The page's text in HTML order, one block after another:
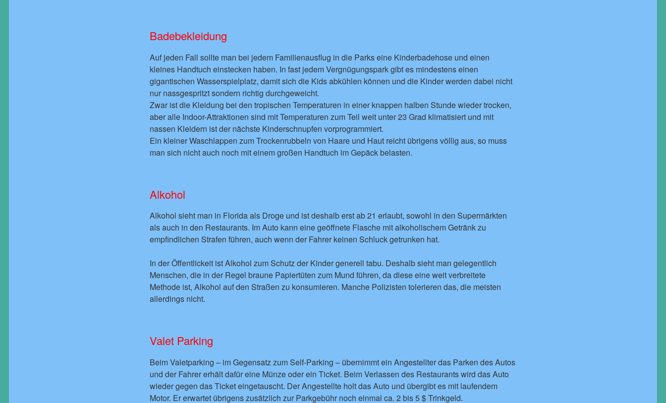
Badebekleidung
Auf jeden Fall sollte man bei jedem Familienausflug in die Parks eine Kinderbadehose und einen
kleines Handtuch einstecken haben. In fast jedem Vergnügungspark gibt es mindestens einen
gigantischen Wasserspielplatz, damit sich die Kids abkühlen können und die Kinder werden dabei nicht
nur nassgespritzt sondern richtig durchgeweicht.
Zwar ist die Kleidung bei den tropischen Temperaturen in einer knappen halben Stunde wieder trocken,
aber alle Indoor-Attraktionen sind mit Temperaturen zum Teil weit unter 23 Grad klimatisiert und mit
nassen Kleidern ist der nächste Kinderschnupfen vorprogrammiert.
Ein kleiner Waschlappen zum Trockenrubbeln von Haare und Haut reicht übrigens völlig aus, so muss
man sich nicht auch noch mit einem großen Handtuch im Gepäck belasten.
Alkohol
Alkohol sieht man in Florida als Droge und ist deshalb erst ab 21 erlaubt, sowohl in den Supermärkten
als auch in den Restaurants. Im Auto kann eine geöffnete Flasche mit alkoholischem Getränk zu
empfindlichen Strafen führen, auch wenn der Fahrer keinen Schluck getrunken hat.
In der Öffentlickeit ist Alkohol zum Schutz der Kinder generell tabu. Deshalb sieht man gelegentlich
Menschen, die in der Regel braune Papiertüten zum Mund führen, da diese eine weit verbreitete
Methode ist, Alkohol auf den Straßen zu konsumieren. Manche Polizisten tolerieren das, die meisten
allerdings nicht.
Valet Parking
Beim Valetparking – im Gegensatz zum Self-Parking – übernimmt ein Angestellter das Parken des Autos
und der Fahrer erhält dafür eine Münze oder ein Ticket. Beim Verlassen des Restaurants wird das Auto
wieder gegen das Ticket eingetauscht. Der Angestellte holt das Auto und übergibt es mit laufendem
Motor. Er erwartet übrigens zusätzlich zur Parkgebühr noch einmal ca. 2 bis 5 $ Trinkgeld.